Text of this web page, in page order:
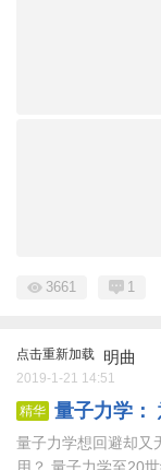
3661 1
点击重新加载 明曲
2019-1-21 14:51
精华 量子力学：
量子力学想回避却又
用？ 量子力学至20世